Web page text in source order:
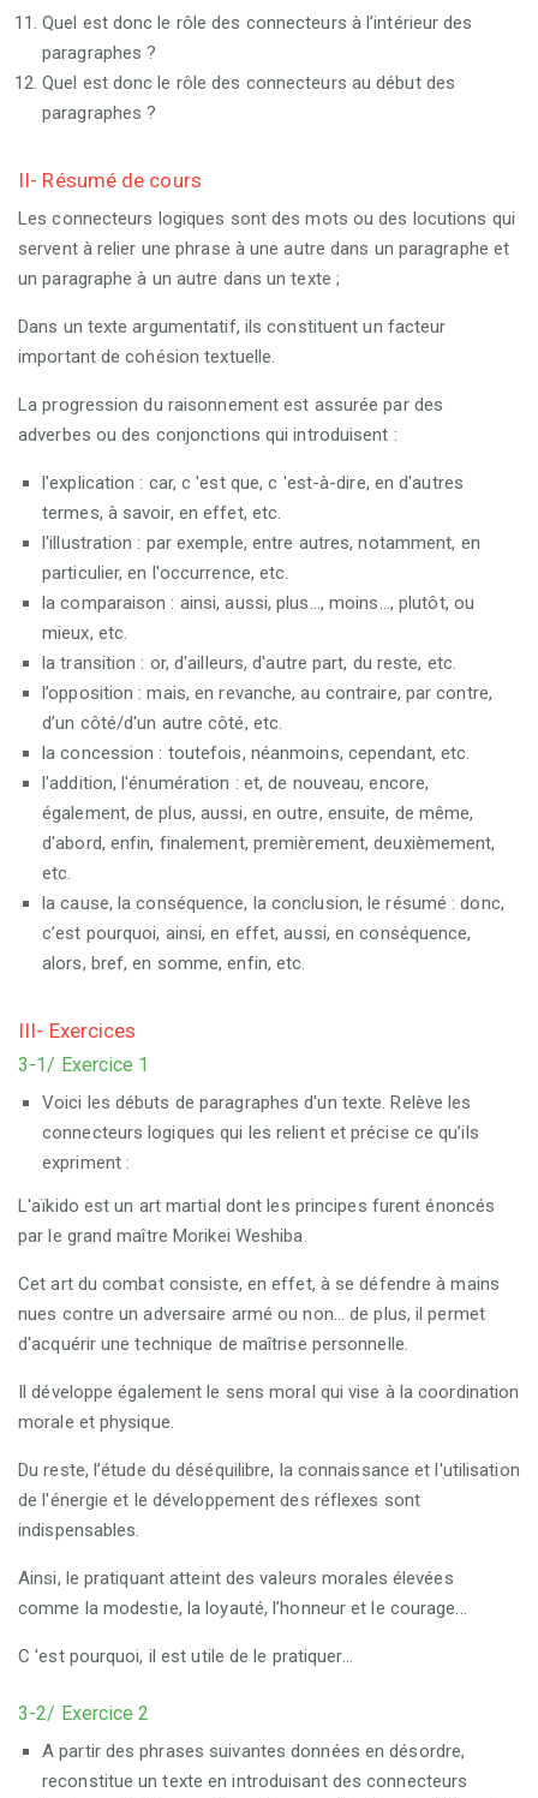
Quel est donc le rôle des connecteurs à l’intérieur des
paragraphes ?
Quel est donc le rôle des connecteurs au début des
paragraphes ?
II- Résumé de cours
Les connecteurs logiques sont des mots ou des locutions qui
servent à relier une phrase à une autre dans un paragraphe et
un paragraphe à un autre dans un texte ;
Dans un texte argumentatif, ils constituent un facteur
important de cohésion textuelle.
La progression du raisonnement est assurée par des
adverbes ou des conjonctions qui introduisent :
l'explication : car, c 'est que, c 'est-à-dire, en d'autres
termes, à savoir, en effet, etc.
l'illustration : par exemple, entre autres, notamment, en
particulier, en l'occurrence, etc.
la comparaison : ainsi, aussi, plus..., moins..., plutôt, ou
mieux, etc.
la transition : or, d'ailleurs, d'autre part, du reste, etc.
l’opposition : mais, en revanche, au contraire, par contre,
d’un côté/d'un autre côté, etc.
la concession : toutefois, néanmoins, cependant, etc.
l'addition, l'énumération : et, de nouveau, encore,
également, de plus, aussi, en outre, ensuite, de même,
d'abord, enfin, finalement, premièrement, deuxièmement,
etc.
la cause, la conséquence, la conclusion, le résumé : donc,
c’est pourquoi, ainsi, en effet, aussi, en conséquence,
alors, bref, en somme, enfin, etc.
III- Exercices
3-1/ Exercice 1
Voici les débuts de paragraphes d'un texte. Relève les
connecteurs logiques qui les relient et précise ce qu’ils
expriment :
L'aïkido est un art martial dont les principes furent énoncés
par le grand maître Morikei Weshiba.
Cet art du combat consiste, en effet, à se défendre à mains
nues contre un adversaire armé ou non... de plus, il permet
d'acquérir une technique de maîtrise personnelle.
Il développe également le sens moral qui vise à la coordination
morale et physique.
Du reste, l’étude du déséquilibre, la connaissance et l'utilisation
de l'énergie et le développement des réflexes sont
indispensables.
Ainsi, le pratiquant atteint des valeurs morales élevées
comme la modestie, la loyauté, l’honneur et le courage...
C 'est pourquoi, il est utile de le pratiquer...
3-2/ Exercice 2
A partir des phrases suivantes données en désordre,
reconstitue un texte en introduisant des connecteurs